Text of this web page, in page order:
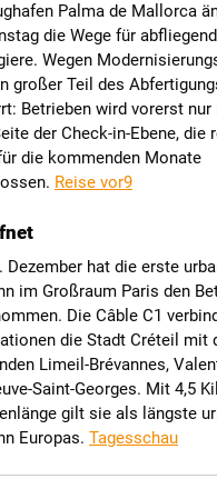
Palma de Mallorca
die Wege für
Wegen
großer Teil des
Betrieben wird vorerst nur
der Check-in-Ebene, die
die kommenden Monate
Reise vor9
Dezember hat die erste
im Großraum Paris den
Die Câble C1
die Stadt Créteil mit
Limeil-Brévannes,
Saint-Georges. Mit 4,5
gilt sie als längste
Europas. Tagesschau